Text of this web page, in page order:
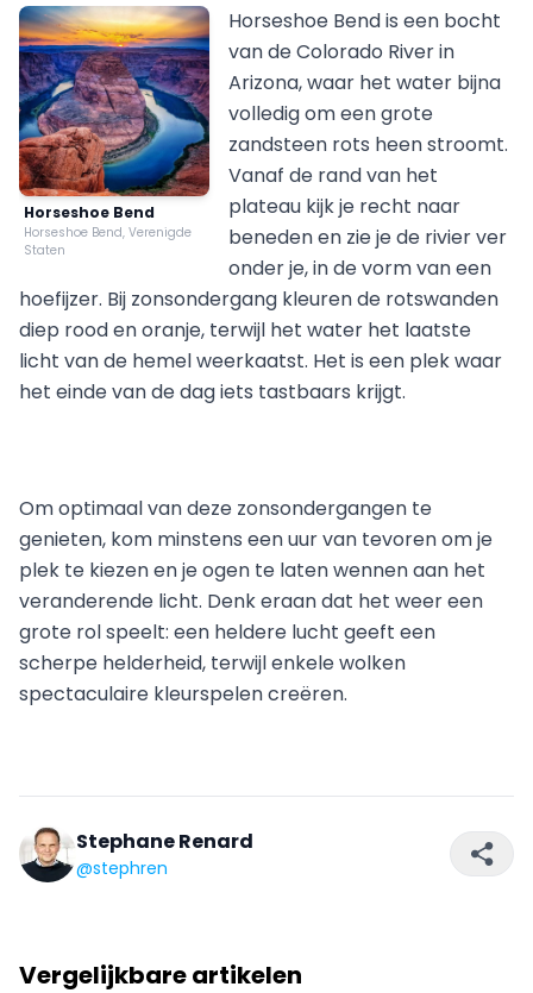
Horseshoe Bend
Horseshoe Bend, Verenigde
Staten
Horseshoe Bend is een bocht
van de Colorado River in
Arizona, waar het water bijna
volledig om een grote
zandsteen rots heen stroomt.
Vanaf de rand van het
plateau kijk je recht naar
beneden en zie je de rivier ver
onder je, in de vorm van een
hoefijzer. Bij zonsondergang kleuren de rotswanden
diep rood en oranje, terwijl het water het laatste
licht van de hemel weerkaatst. Het is een plek waar
het einde van de dag iets tastbaars krijgt.
Om optimaal van deze zonsondergangen te
genieten, kom minstens een uur van tevoren om je
plek te kiezen en je ogen te laten wennen aan het
veranderende licht. Denk eraan dat het weer een
grote rol speelt: een heldere lucht geeft een
scherpe helderheid, terwijl enkele wolken
spectaculaire kleurspelen creëren.
Stephane Renard
@stephren
Vergelijkbare artikelen